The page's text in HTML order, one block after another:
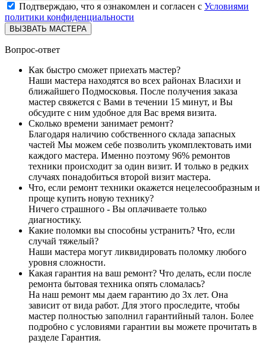
Подтверждаю, что я ознакомлен и согласен с Условиями
политики конфиденциальности
ВЫЗВАТЬ МАСТЕРА
Вопрос-ответ
Как быстро сможет приехать мастер?
Наши мастера находятся во всех районах Власихи и
ближайшего Подмосковья. После получения заказа
мастер свяжется с Вами в течении 15 минут, и Вы
обсудите с ним удобное для Вас время визита.
Сколько времени занимает ремонт?
Благодаря наличию собственного склада запасных
частей Мы можем себе позволить укомплектовать ими
каждого мастера. Именно поэтому 96% ремонтов
техники происходит за один визит. И только в редких
случаях понадобиться второй визит мастера.
Что, если ремонт техники окажется нецелесообразным и
проще купить новую технику?
Ничего страшного - Вы оплачиваете только
диагностику.
Какие поломки вы способны устранить? Что, если
случай тяжелый?
Наши мастера могут ликвидировать поломку любого
уровня сложности.
Какая гарантия на ваш ремонт? Что делать, если после
ремонта бытовая техника опять сломалась?
На наш ремонт мы даем гарантию до 3х лет. Она
зависит от вида работ. Для этого проследите, чтобы
мастер полностью заполнил гарантийный талон. Более
подробно с условиями гарантии вы можете прочитать в
разделе Гарантия.